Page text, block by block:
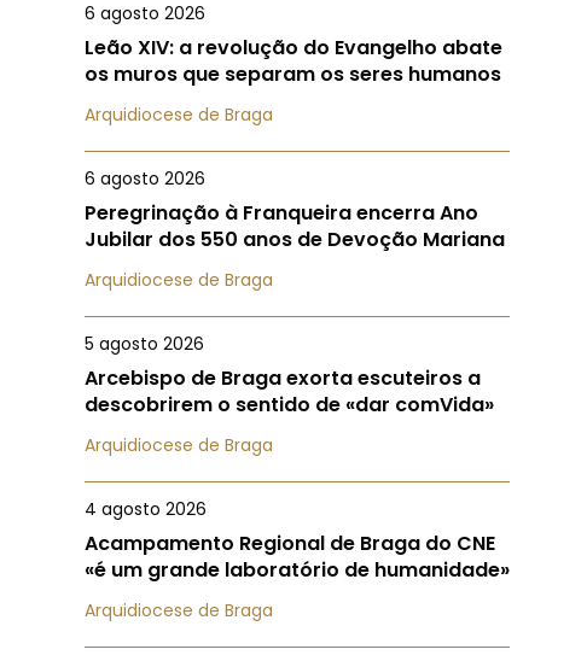
6 agosto 2026
Leão XIV: a revolução do Evangelho abate
os muros que separam os seres humanos
Arquidiocese de Braga
6 agosto 2026
Peregrinação à Franqueira encerra Ano
Jubilar dos 550 anos de Devoção Mariana
Arquidiocese de Braga
5 agosto 2026
Arcebispo de Braga exorta escuteiros a
descobrirem o sentido de «dar comVida»
Arquidiocese de Braga
4 agosto 2026
Acampamento Regional de Braga do CNE
«é um grande laboratório de humanidade»
Arquidiocese de Braga